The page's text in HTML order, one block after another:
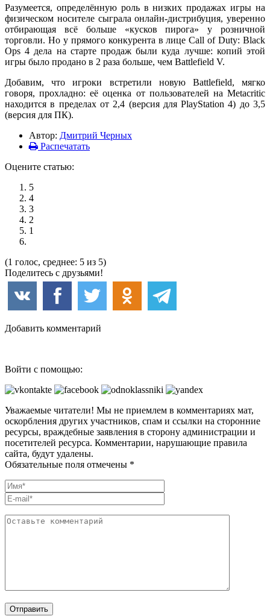
Разумеется, определённую роль в низких продажах игры на
физическом носителе сыграла онлайн-дистрибуция, уверенно
отбирающая всё больше «кусков пирога» у розничной
торговли. Но у прямого конкурента в лице Call of Duty: Black
Ops 4 дела на старте продаж были куда лучше: копий этой
игры было продано в 2 раза больше, чем Battlefield V.
Добавим, что игроки встретили новую Battlefield, мягко
говоря, прохладно: её оценка от пользователей на Metacritic
находится в пределах от 2,4 (версия для PlayStation 4) до 3,5
(версия для ПК).
Автор: Дмитрий Черных
Распечатать
Оцените статью:
5
4
3
2
1
(1 голос, среднее: 5 из 5)
Поделитесь с друзьями!
Добавить комментарий
Войти с помощью:
Уважаемые читатели! Мы не приемлем в комментариях мат,
оскорбления других участников, спам и ссылки на сторонние
ресурсы, враждебные заявления в сторону администрации и
посетителей ресурса. Комментарии, нарушающие правила
сайта, будут удалены.
Обязательные поля отмечены *